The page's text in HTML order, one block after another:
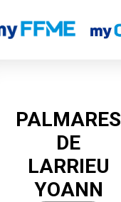
Classements
PALMARES
DE
LARRIEU
YOANN